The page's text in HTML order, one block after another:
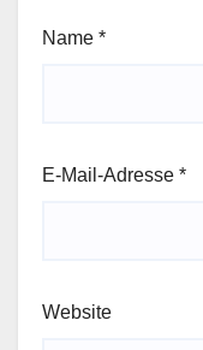
Name *
E-Mail-Adresse *
Website